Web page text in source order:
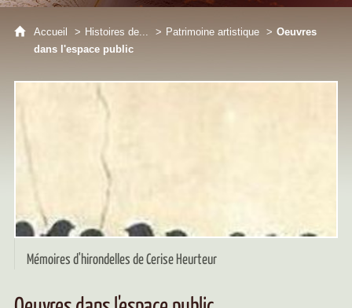
Accueil Histoires de... Patrimoine artistique
Oeuvres
dans l'espace public
Mémoires d'hirondelles de Cerise Heurteur